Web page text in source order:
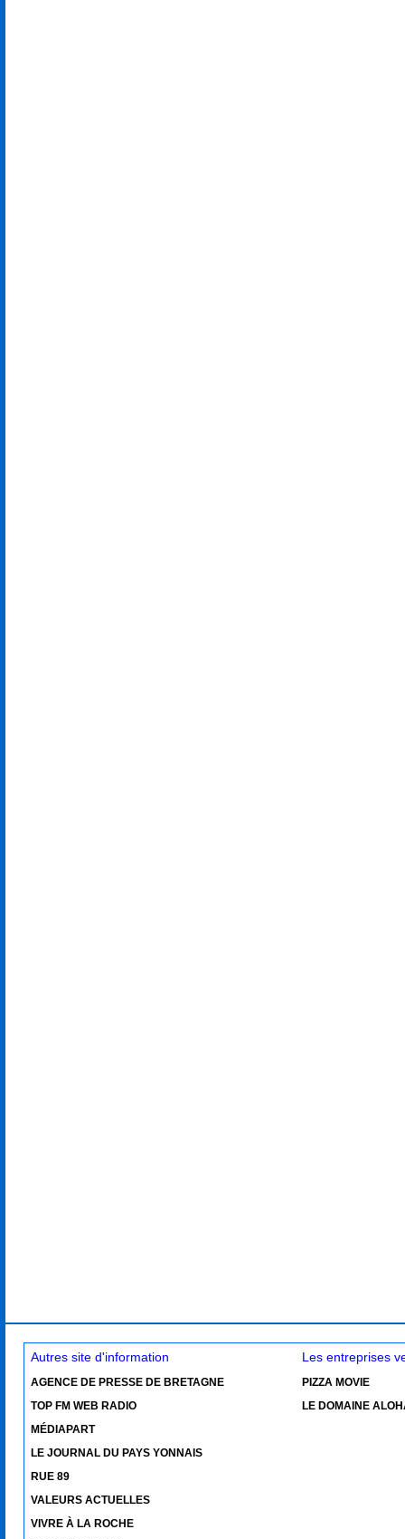
Autres site d'information
AGENCE DE PRESSE DE BRETAGNE
TOP FM WEB RADIO
MÉDIAPART
LE JOURNAL DU PAYS YONNAIS
RUE 89
VALEURS ACTUELLES
VIVRE À LA ROCHE
Les entreprises
PIZZA MOVIE
LE DOMAINE